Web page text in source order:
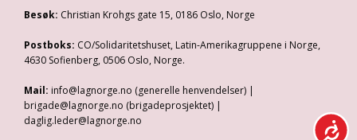
Besøk: Christian Krohgs gate 15, 0186 Oslo, Norge
Postboks: CO/Solidaritetshuset, Latin-Amerikagruppene i Norge,
4630 Sofienberg, 0506 Oslo, Norge.
Mail: info@lagnorge.no (generelle henvendelser) |
brigade@lagnorge.no (brigadeprosjektet) |
daglig.leder@lagnorge.no